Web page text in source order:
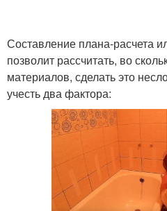
Составление плана-расчета
позволит рассчитать, во
материалов, сделать это
учесть два фактора: